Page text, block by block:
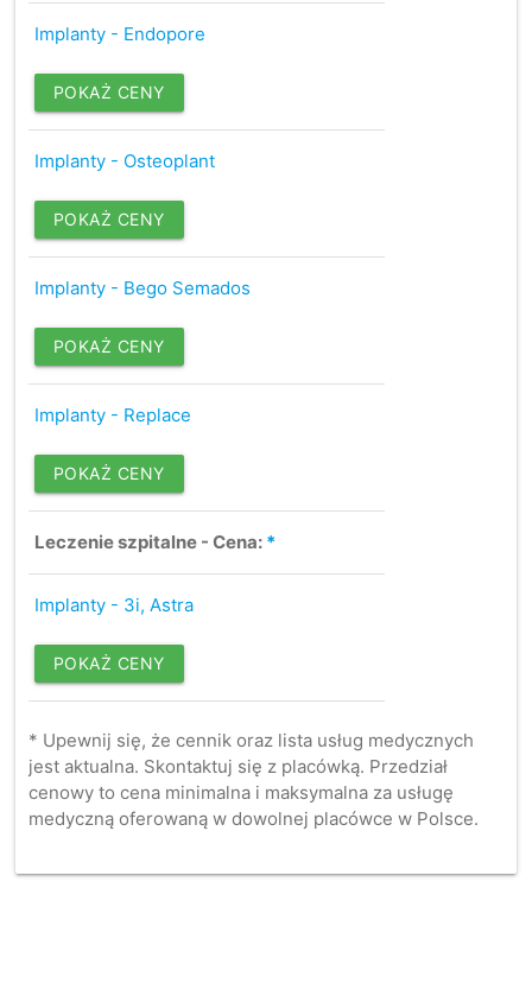
Implanty - Endopore
POKAŻ CENY
Implanty - Osteoplant
POKAŻ CENY
Implanty - Bego Semados
POKAŻ CENY
Implanty - Replace
POKAŻ CENY
Leczenie szpitalne - Cena: *
Implanty - 3i, Astra
POKAŻ CENY
* Upewnij się, że cennik oraz lista usług medycznych
jest aktualna. Skontaktuj się z placówką. Przedział
cenowy to cena minimalna i maksymalna za usługę
medyczną oferowaną w dowolnej placówce w Polsce.